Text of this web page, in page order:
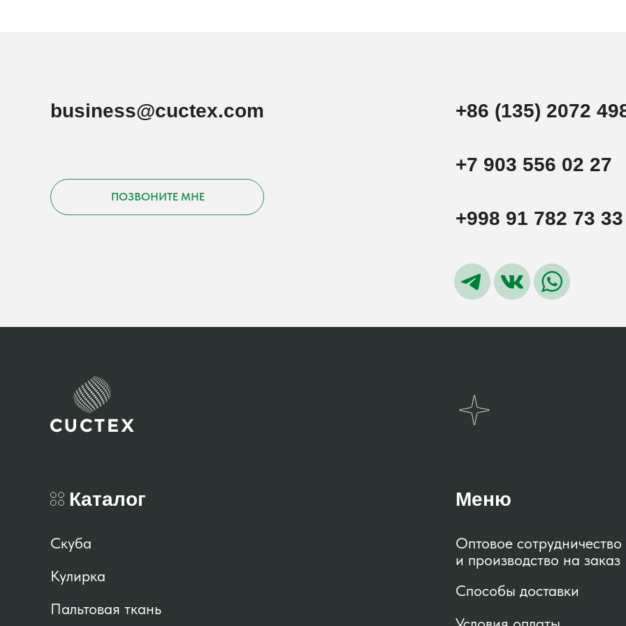
business@cuctex.com +86 (135) 2072
ПОЗВОНИТЕ МНЕ
+7 903 556 02 27
+998 91 782 73 33
Каталог
Скуба
Кулирка
Пальтовая ткань
Меню
Оптовое сотрудничество
и производство на заказ
Способы доставки